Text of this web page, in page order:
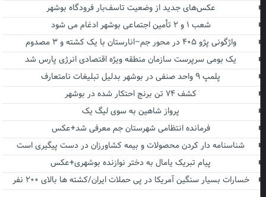
عکس‌های جدید از وضعیت تاسف‌بار فرودگاه بوشهر
شعب ۱ و ۲ تأمین اجتماعی بوشهر ادغام می شود
واژگونی پژو ۴۰۵ در محور جم–انارستان با یک کشته و ۳ مصدوم
یک بومی سرپرست سازمان منطقه ویژه اقتصادی انرژی پارس شد
پلمپ ۹ واحد صنفی در بوشهر بدلیل تبلیغات نامتعارف
کشف ۷۴ تن برنج احتکار شده در بوشهر
پرواز شاهین به سوی لیگ یک
فرمانده انتظامی شهرستان جم معرفی شد+عکس
شناسنامه دار کردن محصولات و بیمه کشاورزان در دست پیگیری است
پیام تبریک یامال به دختر نوازنده بوشهری+عکس
خسارات بسیار سنگین آمریکا در پی حملات ایران/کشته ها بالای ۲۰۰ نفر